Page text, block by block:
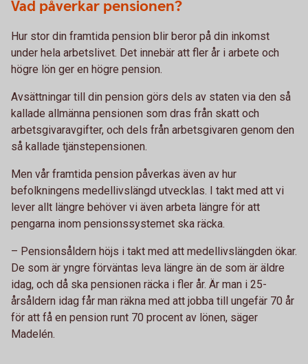
Vad påverkar pensionen?
Hur stor din framtida pension blir beror på din inkomst
under hela arbetslivet. Det innebär att fler år i arbete och
högre lön ger en högre pension.
Avsättningar till din pension görs dels av staten via den så
kallade allmänna pensionen som dras från skatt och
arbetsgivaravgifter, och dels från arbetsgivaren genom den
så kallade tjänstepensionen.
Men vår framtida pension påverkas även av hur
befolkningens medellivslängd utvecklas. I takt med att vi
lever allt längre behöver vi även arbeta längre för att
pengarna inom pensionssystemet ska räcka.
– Pensionsåldern höjs i takt med att medellivslängden ökar.
De som är yngre förväntas leva längre än de som är äldre
idag, och då ska pensionen räcka i fler år. Är man i 25-
årsåldern idag får man räkna med att jobba till ungefär 70 år
för att få en pension runt 70 procent av lönen, säger
Madelén.